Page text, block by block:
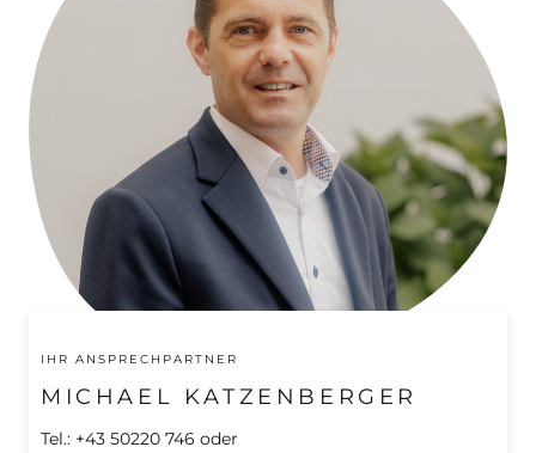
IHR ANSPRECHPARTNER
MICHAEL KATZENBERGER
Tel.: +43 50220 746 oder